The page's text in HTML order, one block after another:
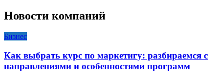
Новости компаний
Бизнес
Как выбрать курс по маркетигу: разбираемся с
направлениями и особенностями программ